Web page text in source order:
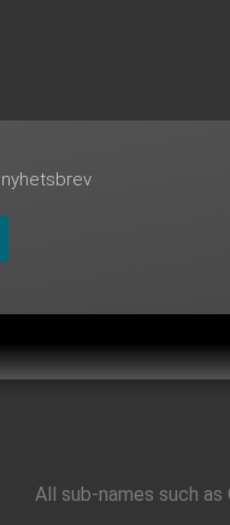
All sub-names such